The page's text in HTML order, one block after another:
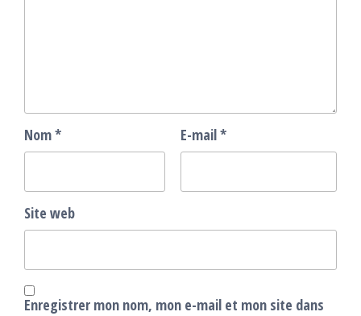
Nom* E-mail*
Site web
Enregistrer mon nom, mon e-mail et mon site dans